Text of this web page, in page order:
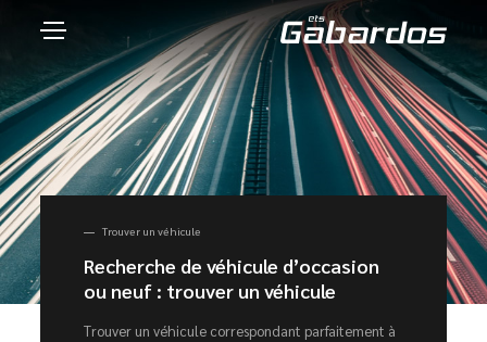
Trouver un véhicule
Recherche de véhicule d’occasion
ou neuf : trouver un véhicule
Trouver un véhicule correspondant parfaitement à